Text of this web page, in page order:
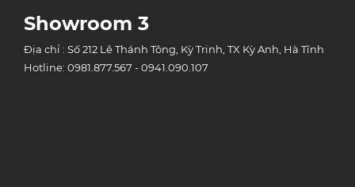
Showroom 3
Địa chỉ : Số 212 Lê Thánh Tông, Kỳ Trinh, TX Kỳ Anh, Hà Tĩnh
Hotline: 0981.877.567 - 0941.090.107